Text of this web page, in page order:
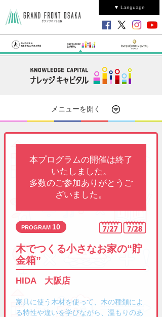
▼ Language
メニューを開く
本プログラムの開催は終了
いたしました。
多数のご参加ありがとうご
ざいました。
10
木でつくる小さなお家の“貯
金箱”
HIDA 大阪店
家具に使う木材を使って、木の種類によ
る特性や違いを学びながら、温もりのあ